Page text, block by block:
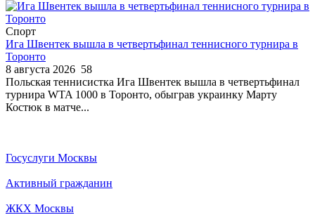
Спорт
Ига Швентек вышла в четвертьфинал теннисного турнира в
Торонто
8 августа 2026 58
Польская теннисистка Ига Швентек вышла в четвертьфинал
турнира WTA 1000 в Торонто, обыграв украинку Марту
Костюк в матче...
Госуслуги Москвы
Активный гражданин
ЖКХ Москвы